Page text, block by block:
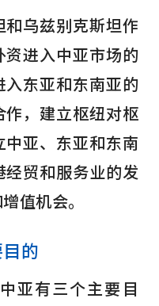
乌兹别克斯坦作
进入中亚市场的
东亚和东南亚的
，建立枢纽对枢
亚、东亚和东南
贸和服务业的发
值机会。
的
亚有三个主要目